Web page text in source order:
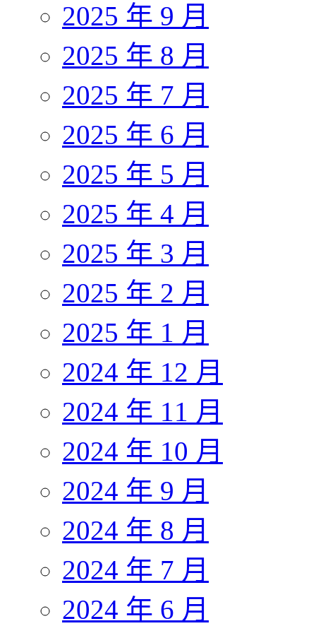
2025 年 9 月
2025 年 8 月
2025 年 7 月
2025 年 6 月
2025 年 5 月
2025 年 4 月
2025 年 3 月
2025 年 2 月
2025 年 1 月
2024 年 12 月
2024 年 11 月
2024 年 10 月
2024 年 9 月
2024 年 8 月
2024 年 7 月
2024 年 6 月